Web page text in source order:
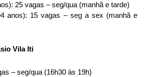
25 vagas – seg/qua (manhã e tarde)
anos): 15 vagas – seg a sex (manhã e
Vila Iti
– seg/qua (16h30 às 19h)